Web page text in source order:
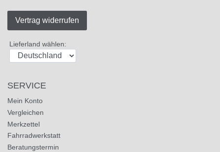
Vertrag widerrufen
Lieferland wählen:
SERVICE
Mein Konto
Vergleichen
Merkzettel
Fahrradwerkstatt
Beratungstermin